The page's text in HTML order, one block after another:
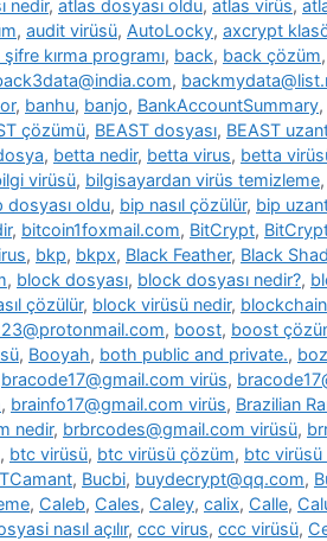
nedir, atlas dosyası oldu, atlas virüs,
, audit virüsü, AutoLocky, axcrypt
kırma programı, back, back çözüm,
,
, banhu, banjo, BankAccountSummary,
çözümü, BEAST dosyası, BEAST
, betta nedir, betta virus, betta
virüsü, bilgisayardan virüs temizleme,
dosyası oldu, bip nasıl çözülür, bip
, bitcoin1foxmail.com, BitCrypt,
, bkp, bkpx, Black Feather, Black
, block dosyası, block dosyası nedir?,
çözülür, block virüsü nedir,
, boost, boost
, Booyah, both public and private.,
bracode17@gmail.com virüs,
, brainfo17@gmail.com virüs, Brazilian
nedir, brbrcodes@gmail.com virüsü,
, btc virüsü, btc virüsü çözüm, btc virüsü
, Bucbi, buydecrypt@qq.com,
, Caleb, Cales, Caley, calix, Calle,
nasıl açılır, ccc virus, ccc virüsü,